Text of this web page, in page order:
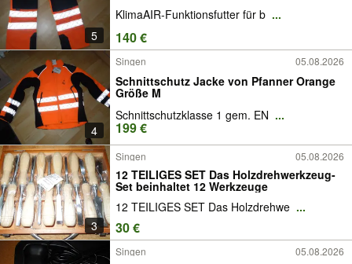
5
KlimaAIR-Funktionsfutter für b ...
140 €
4
Singen 05.08.2026
Schnittschutz Jacke von Pfanner Orange
Größe M
Schnittschutzklasse 1 gem. EN ...
199 €
3
Singen 05.08.2026
12 TEILIGES SET Das Holzdrehwerkzeug-
Set beinhaltet 12 Werkzeuge
12 TEILIGES SET Das Holzdrehwe ...
30 €
Singen 05.08.2026